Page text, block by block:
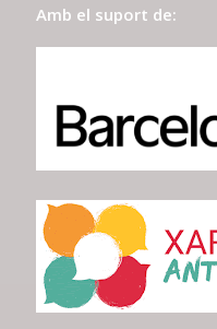
Amb el suport de: